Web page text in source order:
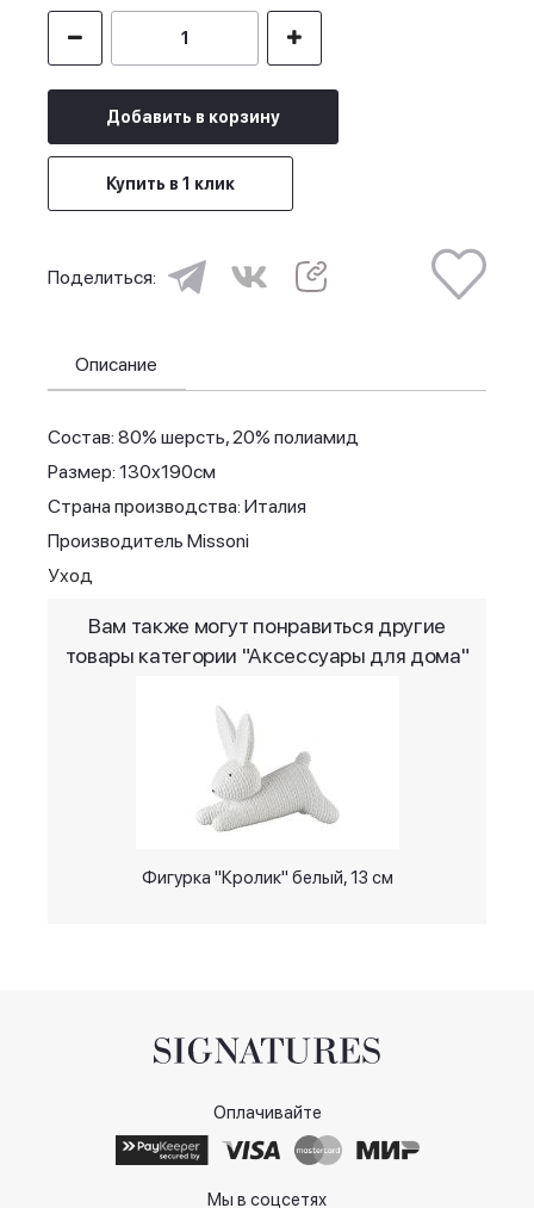
Добавить в корзину
Купить в 1 клик
Поделиться:
Описание
Состав: 80% шерсть, 20% полиамид
Размер: 130x190см
Страна производства: Италия
Производитель Missoni
Уход
Вам также могут понравиться другие
товары категории "Аксессуары для дома"
Фигурка "Кролик" белый, 13 см
Оплачивайте
Мы в соцсетях